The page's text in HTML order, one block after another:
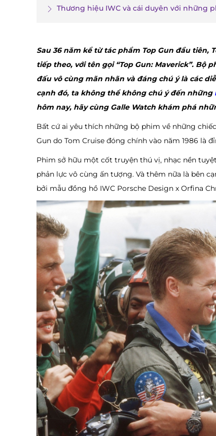
Thương hiệu IWC và cái duyên với những
Sau 36 năm kể từ tác phẩm Top Gun đầu tiên,
tiếp theo, với tên gọi “Top Gun: Maverick”.
đấu vô cùng mãn nhãn và đáng chú ý là các
cạnh đó, ta không thể không chú ý đến những
hôm nay, hãy cùng Galle Watch khám phá
Bất cứ ai yêu thích những bộ phim về những
Gun do Tom Cruise đóng chính vào năm 1986 là
Phim sở hữu một cốt truyện thú vị, nhạc nền
phản lực vô cùng ấn tượng. Và thêm nữa là bên
bởi mẫu đồng hồ IWC Porsche Design x Orfina